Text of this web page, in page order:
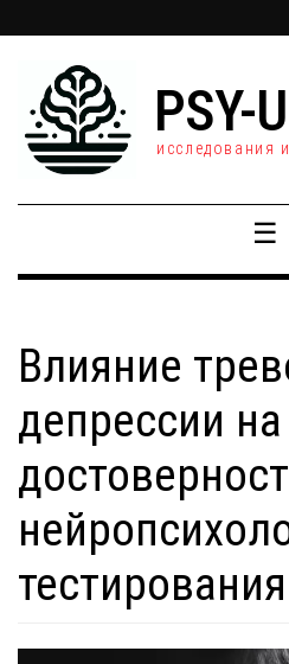
PSY-
исследования
☰
Влияние
депрессии на